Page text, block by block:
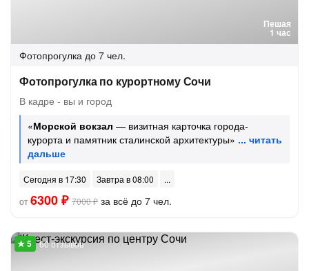
Пешая
1 час
Фотопрогулка до 7 чел.
Фотопрогулка по курортному Сочи
В кадре - вы и город
«Морской вокзал — визитная карточка города-
курорта и памятник сталинской архитектуры»
Сегодня в 17:30
Завтра в 08:00
от6300 ₽ 7000 ₽ за всё до 7 чел.
60 отзывов